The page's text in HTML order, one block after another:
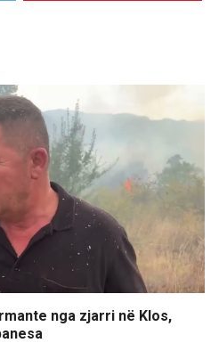
nga zjarri në Klos,